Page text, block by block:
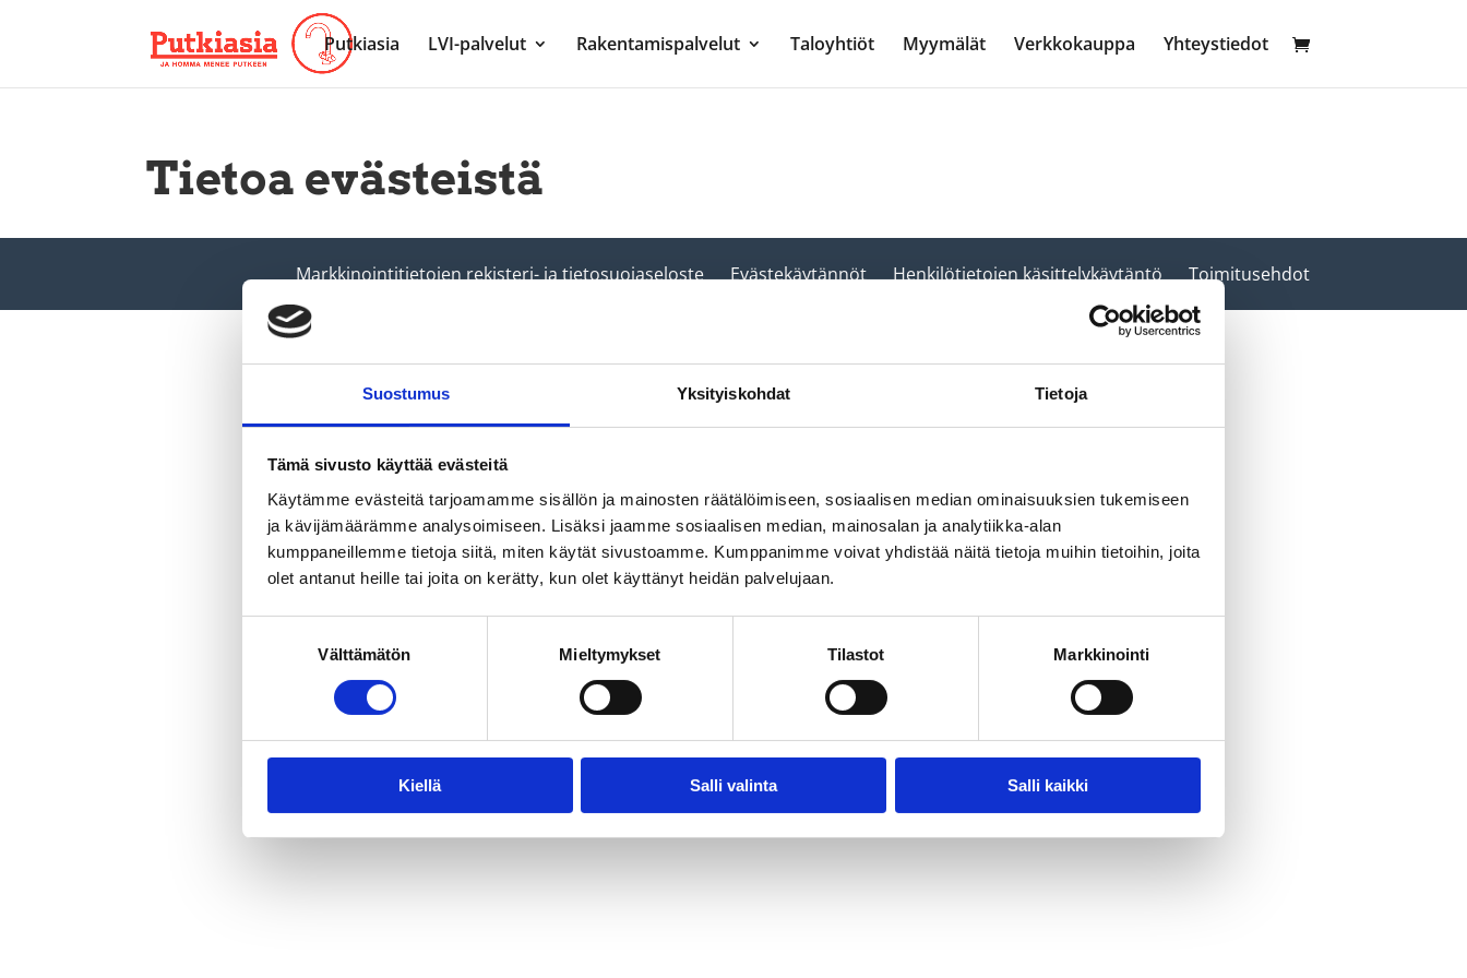
Suostumus Yksityiskohdat Tietoja
Tämä sivusto käyttää evästeitä
Käytämme evästeitä tarjoamamme sisällön ja mainosten räätälöimiseen, sosiaalisen median ominaisuuksien tukemiseen
ja kävijämäärämme analysoimiseen. Lisäksi jaamme sosiaalisen median, mainosalan ja analytiikka-alan
kumppaneillemme tietoja siitä, miten käytät sivustoamme. Kumppanimme voivat yhdistää näitä tietoja muihin tietoihin, joita
olet antanut heille tai joita on kerätty, kun olet käyttänyt heidän palvelujaan.
Välttämätön Mieltymykset Tilastot Markkinointi
Kiellä Salli valinta Salli kaikki
Putkiasia LVI-palvelut Rakentamispalvelut Taloyhtiöt Myymälät Verkkokauppa Yhteystiedot
Tietoa evästeistä
Markkinointitietojen rekisteri- ja tietosuojaseloste Evästekäytännöt Henkilötietojen käsittelykäytäntö Toimitusehdot